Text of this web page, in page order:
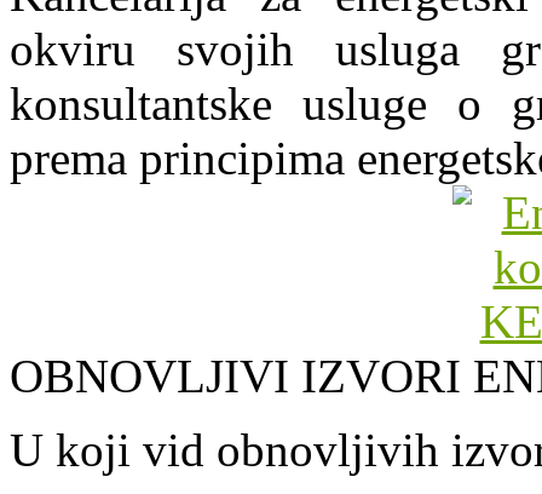
okviru svojih usluga
konsultantske usluge o
prema principima
OBNOVLJIVI IZVORI
U koji vid obnovljivih